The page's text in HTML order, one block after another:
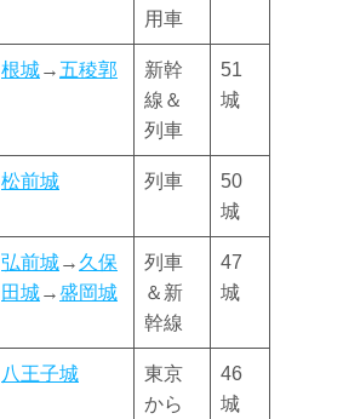
用車
根城→ 五稜郭
新幹
線＆
列車
51
城
松前城 列車
50
城
弘前城→ 久保
田城→ 盛岡城
列車
＆新
幹線
47
城
八王子城
東京
から
46
城